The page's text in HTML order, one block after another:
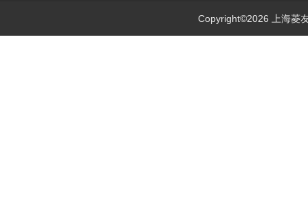
Copyright©2026 上海菱